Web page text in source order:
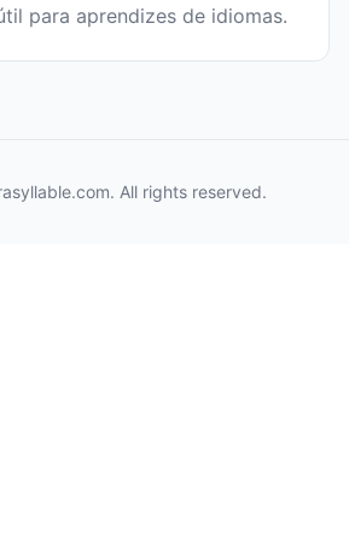
para aprendizes de idiomas.
All rights reserved.